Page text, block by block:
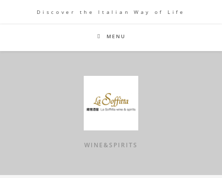
Discover the Italian Way of Life
MENU
WINE&SPIRITS